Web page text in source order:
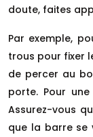
doute, faites
Par exemple,
trous pour fixer
de percer au
porte. Pour
Assurez-vous
que la barre se